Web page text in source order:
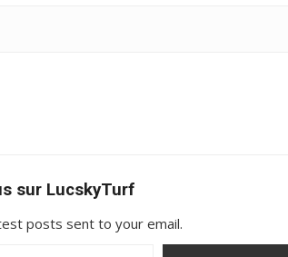
sur LucskyTurf
posts sent to your email.